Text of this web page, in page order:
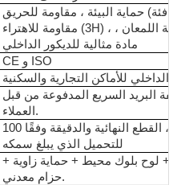
حماية البيئة ، مقاومة للحريق (فئة B1) ، مقاومة للماء ،
مقاومة للاهتراء (3H) ، غير فورمالديهايد ، عالية اللمعان ،
مادة مثالية للديكور الداخلي
CE و ISO
البريد السريع المدفوعة من قبل
العملاء.
100 قطعة / منصة نقالة ، القطع النهائية والدقيقة وفقًا
للتحميل الذي يبلغ سمكه
+ لوح بلوك محيط + حماية زاوية +
حزام معدني.